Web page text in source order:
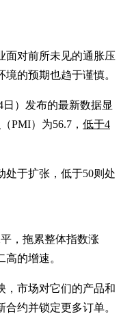
面对前所未见的通胀压
的预期也趋于谨慎。
日）发布的最新数据显
（PMI）为56.7， 低于4
处于扩张，低于50则处
，拖累整体指数涨
的增速。
，市场对它们的产品和
约并锁定更多订单。